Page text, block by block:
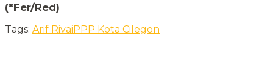
(*Fer/Red)
Tags: Arif RivaiPPP Kota Cilegon